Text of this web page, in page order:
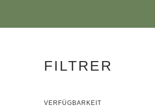
FILTRER
VERFÜGBARKEIT